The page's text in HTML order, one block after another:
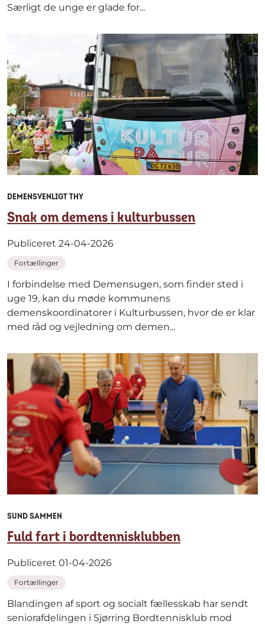
Særligt de unge er glade for...
DEMENSVENLIGT THY
Snak om demens i kulturbussen
Publiceret 24-04-2026
Fortællinger
I forbindelse med Demensugen, som finder sted i
uge 19, kan du møde kommunens
demenskoordinatorer i Kulturbussen, hvor de er klar
med råd og vejledning om demen...
SUND SAMMEN
Fuld fart i bordtennisklubben
Publiceret 01-04-2026
Fortællinger
Blandingen af sport og socialt fællesskab har sendt
seniorafdelingen i Sjørring Bordtennisklub mod